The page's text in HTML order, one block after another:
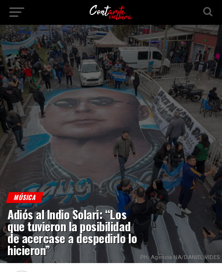
MÚSICA
Adiós al Indio Solari: “Los
que tuvieron la posibilidad
de acercase a despedirlo lo
hicieron” PH: Agencia NA/DANIEL VIDES